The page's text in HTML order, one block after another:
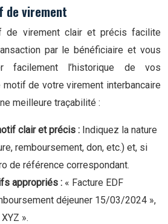
de virement
de virement clair et précis facilite
par le bénéficiaire et vous
facilement l’historique de vos
de votre virement interbancaire
meilleure traçabilité :
clair et précis : Indiquez la nature
remboursement, don, etc.) et, si
de référence correspondant.
appropriés : « Facture EDF
déjeuner 15/03/2024 »,
».